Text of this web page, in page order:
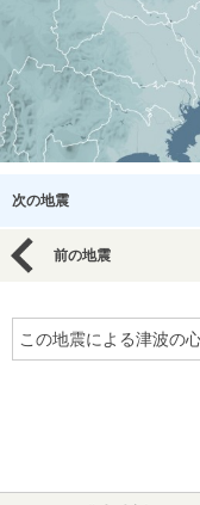
次の地震
前の地震
この地震による津波の